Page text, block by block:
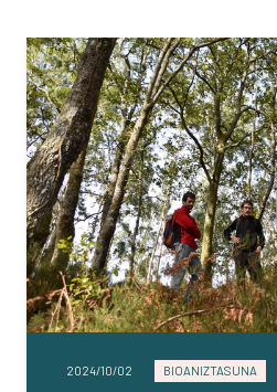
2024/10/02 BIOANIZTASUNA